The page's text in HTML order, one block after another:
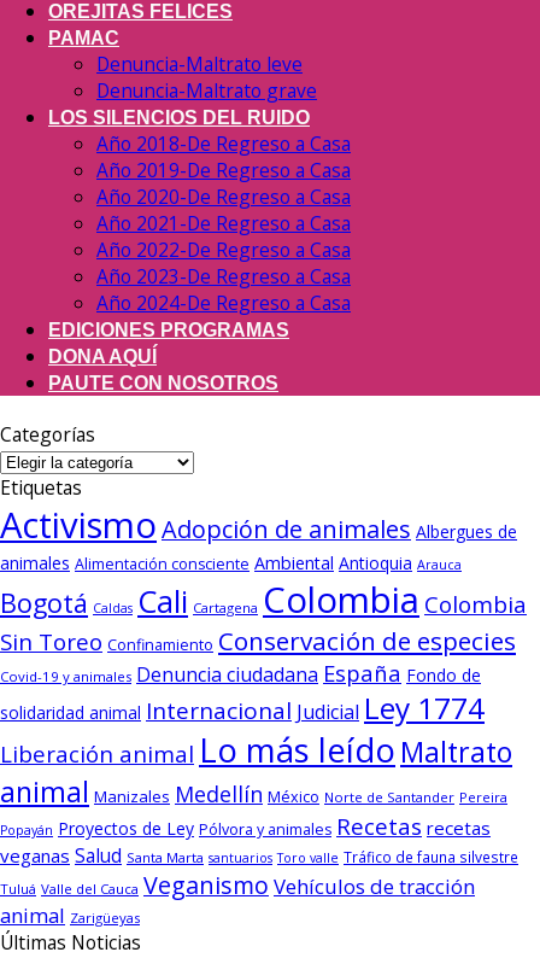
OREJITAS FELICES
PAMAC
Denuncia-Maltrato leve
Denuncia-Maltrato grave
LOS SILENCIOS DEL RUIDO
Año 2018-De Regreso a Casa
Año 2019-De Regreso a Casa
Año 2020-De Regreso a Casa
Año 2021-De Regreso a Casa
Año 2022-De Regreso a Casa
Año 2023-De Regreso a Casa
Año 2024-De Regreso a Casa
EDICIONES PROGRAMAS
DONA AQUÍ
PAUTE CON NOSOTROS
Categorías
Categorías
Etiquetas
ActivismoAdopción de animales Albergues de
animales Alimentación consciente Ambiental Antioquia Arauca
Bogotá Caldas Cali Cartagena Colombia Colombia
Sin Toreo Confinamiento Conservación de especies
Covid-19 y animales Denuncia ciudadana España Fondo de
solidaridad animal Internacional Judicial Ley 1774
Liberación animal Lo más leído Maltrato
animal Manizales Medellín México Norte de Santander Pereira
Popayán Proyectos de Ley Pólvora y animales Recetas recetas
veganas Salud Santa Marta santuarios Toro valle Tráfico de fauna silvestre
Tuluá Valle del Cauca Veganismo Vehículos de tracción
animal Zarigüeyas
Últimas Noticias